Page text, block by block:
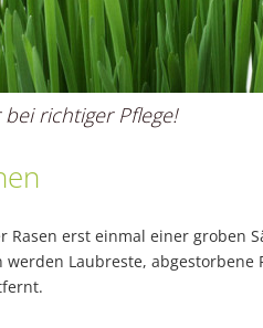
richtiger Pflege!
Rasen erst einmal einer groben
Laubreste, abgestorbene